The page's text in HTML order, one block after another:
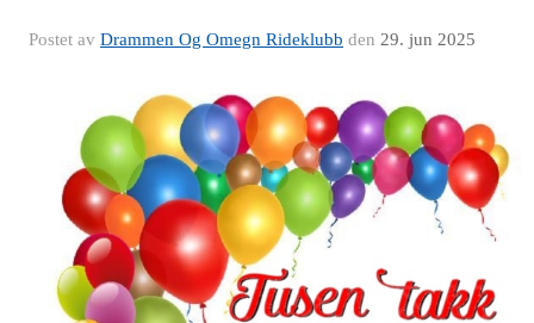
Postet av Drammen Og Omegn Rideklubb den 29. jun 2025